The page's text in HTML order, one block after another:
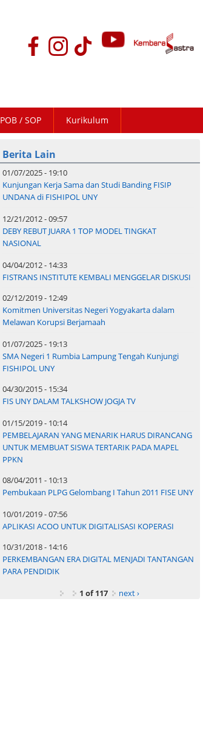
POB / SOP Kurikulum
Berita Lain
01/07/2025 - 19:10
Kunjungan Kerja Sama dan Studi Banding FISIP
UNDANA di FISHIPOL UNY
12/21/2012 - 09:57
DEBY REBUT JUARA 1 TOP MODEL TINGKAT
NASIONAL
04/04/2012 - 14:33
FISTRANS INSTITUTE KEMBALI MENGGELAR DISKUSI
02/12/2019 - 12:49
Komitmen Universitas Negeri Yogyakarta dalam
Melawan Korupsi Berjamaah
01/07/2025 - 19:13
SMA Negeri 1 Rumbia Lampung Tengah Kunjungi
FISHIPOL UNY
04/30/2015 - 15:34
FIS UNY DALAM TALKSHOW JOGJA TV
01/15/2019 - 10:14
PEMBELAJARAN YANG MENARIK HARUS DIRANCANG
UNTUK MEMBUAT SISWA TERTARIK PADA MAPEL
PPKN
08/04/2011 - 10:13
Pembukaan PLPG Gelombang I Tahun 2011 FISE UNY
10/01/2019 - 07:56
APLIKASI ACOO UNTUK DIGITALISASI KOPERASI
10/31/2018 - 14:16
PERKEMBANGAN ERA DIGITAL MENJADI TANTANGAN
PARA PENDIDIK
1 of 117
next ›